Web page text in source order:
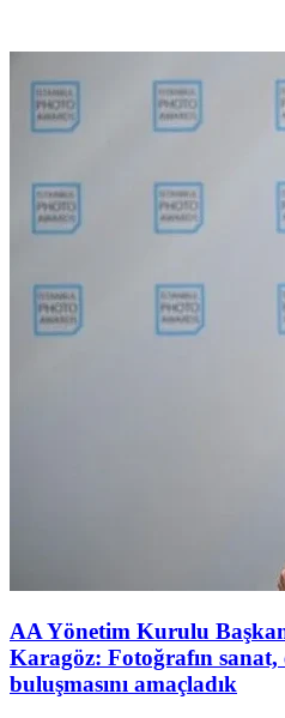
AA Yönetim Kurulu
Karagöz: Fotoğrafın sanat,
buluşmasını amaçladık